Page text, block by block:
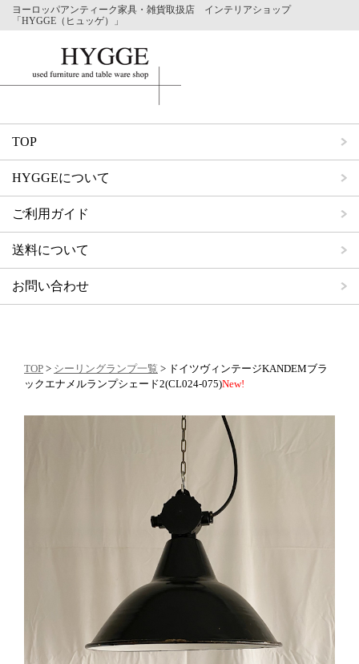
ヨーロッパアンティーク家具・雑貨取扱店 インテリアショップ
「HYGGE（ヒュッゲ）」
TOP
HYGGEについて
ご利用ガイド
送料について
お問い合わせ
TOP > シーリングランプ一覧 > ドイツヴィンテージKANDEMブラ
ックエナメルランプシェード2(CL024-075)New!